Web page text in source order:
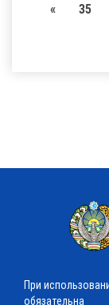
« 35
При
обязательна